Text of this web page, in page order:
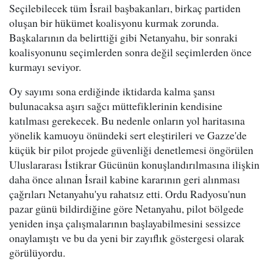
Seçilebilecek tüm İsrail başbakanları, birkaç partiden
oluşan bir hükümet koalisyonu kurmak zorunda.
Başkalarının da belirttiği gibi Netanyahu, bir sonraki
koalisyonunu seçimlerden sonra değil seçimlerden önce
kurmayı seviyor.
Oy sayımı sona erdiğinde iktidarda kalma şansı
bulunacaksa aşırı sağcı müttefiklerinin kendisine
katılması gerekecek. Bu nedenle onların yol haritasına
yönelik kamuoyu önündeki sert eleştirileri ve Gazze'de
küçük bir pilot projede güvenliği denetlemesi öngörülen
Uluslararası İstikrar Gücünün konuşlandırılmasına ilişkin
daha önce alınan İsrail kabine kararının geri alınması
çağrıları Netanyahu'yu rahatsız etti. Ordu Radyosu'nun
pazar günü bildirdiğine göre Netanyahu, pilot bölgede
yeniden inşa çalışmalarının başlayabilmesini sessizce
onaylamıştı ve bu da yeni bir zayıflık göstergesi olarak
görülüyordu.